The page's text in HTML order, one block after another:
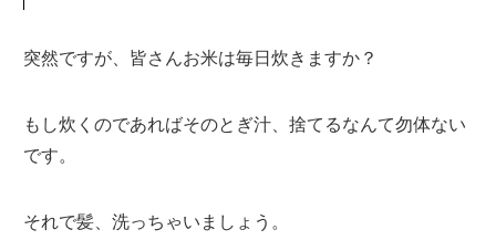
突然ですが、皆さんお米は毎日炊きますか？
もし炊くのであればそのとぎ汁、捨てるなんて勿体ない
です。
それで髪、洗っちゃいましょう。